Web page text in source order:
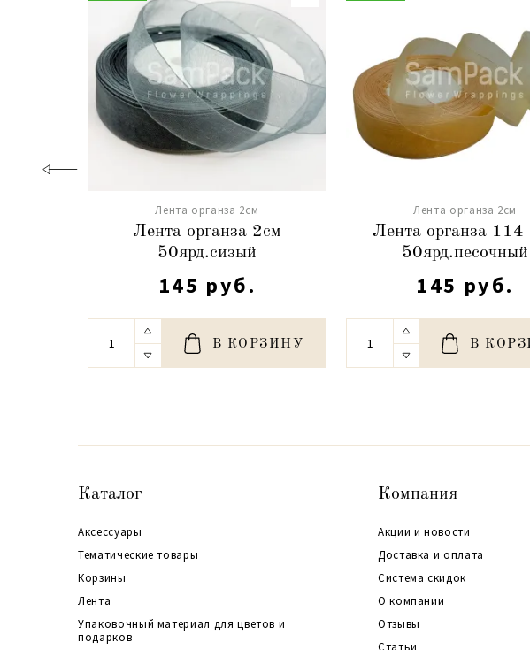
Лента органза 2см
Лента органза 2см
50ярд.сизый
145 руб.
В КОРЗИНУ
Лента органза 2см
Лента органза 114
50ярд.песочный
145 руб.
В
Каталог
Аксессуары
Тематические товары
Корзины
Лента
Упаковочный материал для цветов и
подарков
Компания
Акции и новости
Доставка и оплата
Система скидок
О компании
Отзывы
Статьи